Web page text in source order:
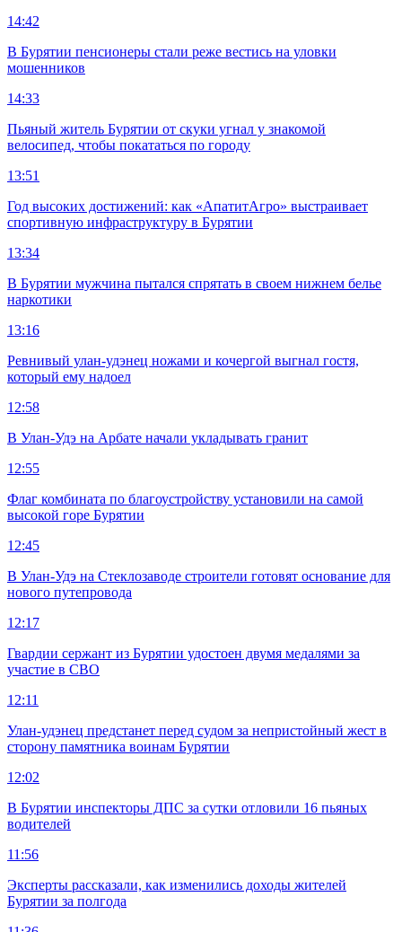
14:42
В Бурятии пенсионеры стали реже вестись на уловки
мошенников
14:33
Пьяный житель Бурятии от скуки угнал у знакомой
велосипед, чтобы покататься по городу
13:51
Год высоких достижений: как «АпатитАгро» выстраивает
спортивную инфраструктуру в Бурятии
13:34
В Бурятии мужчина пытался спрятать в своем нижнем белье
наркотики
13:16
Ревнивый улан-удэнец ножами и кочергой выгнал гостя,
который ему надоел
12:58
В Улан-Удэ на Арбате начали укладывать гранит
12:55
Флаг комбината по благоустройству установили на самой
высокой горе Бурятии
12:45
В Улан-Удэ на Стеклозаводе строители готовят основание для
нового путепровода
12:17
Гвардии сержант из Бурятии удостоен двумя медалями за
участие в СВО
12:11
Улан-удэнец предстанет перед судом за непристойный жест в
сторону памятника воинам Бурятии
12:02
В Бурятии инспекторы ДПС за сутки отловили 16 пьяных
водителей
11:56
Эксперты рассказали, как изменились доходы жителей
Бурятии за полгода